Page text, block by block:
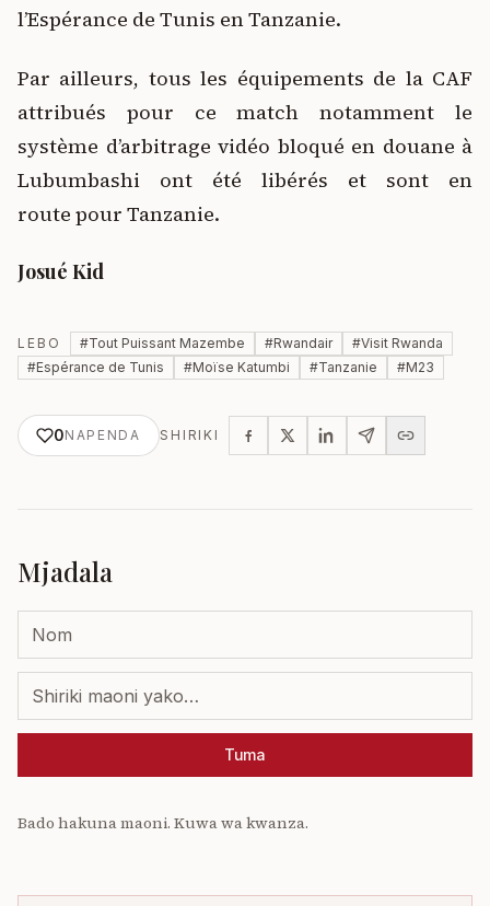
l’Espérance de Tunis en Tanzanie.
Par ailleurs, tous les équipements de la CAF
attribués pour ce match notamment le
système d’arbitrage vidéo bloqué en douane à
Lubumbashi ont été libérés et sont en
route pour Tanzanie.
Josué Kid
LEBO #Tout Puissant Mazembe #Rwandair #Visit Rwanda
#Espérance de Tunis #Moïse Katumbi #Tanzanie #M23
0NAPENDA SHIRIKI
Mjadala
Tuma
Bado hakuna maoni. Kuwa wa kwanza.